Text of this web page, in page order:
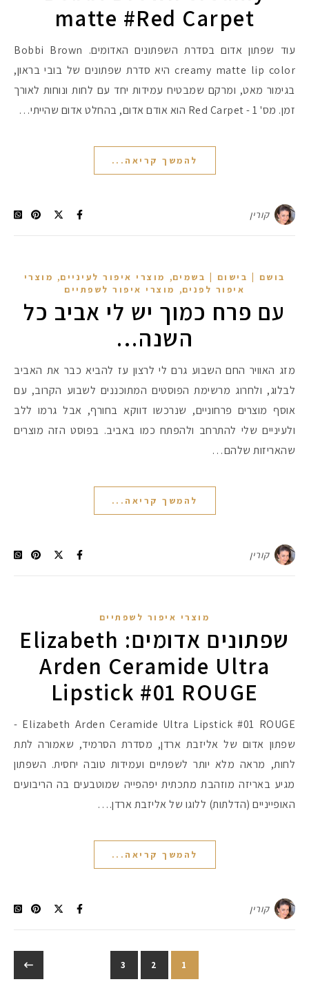
matte #Red Carpet
עוד שפתון אדום בסדרת השפתונים האדומים. Bobbi Brown
creamy matte lip color היא סדרת שפתונים של בובי בראון,
בגימור מאט, ומרקם שמבטיח עמידות יחד עם לחות ונוחות לאורך
זמן. מס' 1 - Red Carpet הוא אודם אדום, בהחלט אדום שהייתי…
להמשך קריאה...
קורין
בושם | בישום | בשמים, מוצרי איפור לעיניים, מוצרי
איפור לפנים, מוצרי איפור לשפתיים
עם פרח כמוך יש לי אביב כל
השנה…
מזג האוויר החם השבוע גרם לי לרצון עז להביא כבר את האביב
לבלוג, ולחרוג מרשימת הפוסטים המתוכננים לשבוע הקרוב, עם
אוסף מוצרים פרחוניים, שנרכשו דווקא בחורף, אבל גרמו ללב
ולעיניים שלי להתרחב ולהפתח כמו באביב. בפוסט הזה מוצרים
שהאריזות שלהם…
להמשך קריאה...
קורין
מוצרי איפור לשפתיים
שפתונים אדומים: Elizabeth
Arden Ceramide Ultra
Lipstick #01 ROUGE
Elizabeth Arden Ceramide Ultra Lipstick #01 ROUGE -
שפתון אדום של אליזבת ארדן, מסדרת הסרמיד, שאמורה לתת
לחות, מראה מלא יותר לשפתיים ועמידות טובה יחסית. השפתון
מגיע באריזה מוזהבת מתכתית יפהפייה שמוטבעים בה הריבועים
האופייניים (הדלתות) ללוגו של אליזבת ארדן.…
להמשך קריאה...
קורין
1
2
3